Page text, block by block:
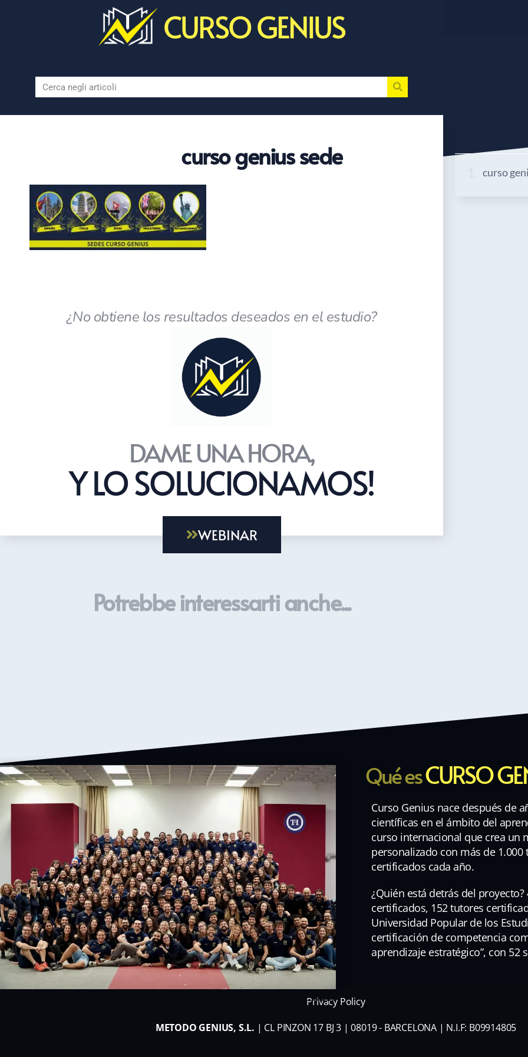
CURSO GENIUS
curso genius sede
¿No obtiene los resultados deseados en el estudio?
DAME UNA HORA,
Y LO SOLUCIONAMOS!
WEBINAR
curso
Potrebbe interessarti anche...
Qué esCURSO
Curso Genius nace después de
científicas en el ámbito del
curso internacional que crea un
personalizado con más de
certificados cada año.
¿Quién está detrás del
certificados, 152 tutores
Universidad Popular de los
certificación de competencia
aprendizaje estratégico”, con 52
Privacy Policy
METODO GENIUS, S.L. | CL PINZON 17 BJ 3 | 08019 - BARCELONA | N.I.F: B09914805